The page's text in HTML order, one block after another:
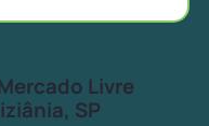
Livre
SP